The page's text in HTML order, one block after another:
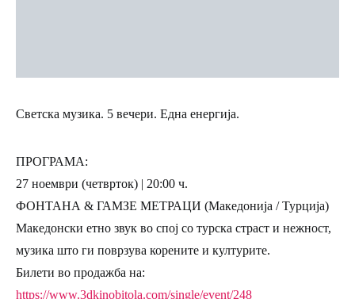
Светска музика. 5 вечери. Една енергија.
ПРОГРАМА:
27 ноември (четврток) | 20:00 ч.
ФОНТАНА & ГАМЗЕ МЕТРАЦИ (Македонија / Турција)
Македонски етно звук во спој со турска страст и нежност,
музика што ги поврзува корените и културите.
Билети во продажба на:
https://www.3dkinobitola.com/single/event/248